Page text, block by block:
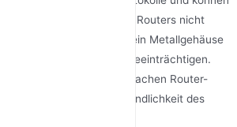
eines neuen Routers nicht
Antenne oder ein Metallgehäuse
den Signalempfang beeinträchtigen.
nicht an einem schwachen Router-
geringen Empfangsempfindlichkeit des